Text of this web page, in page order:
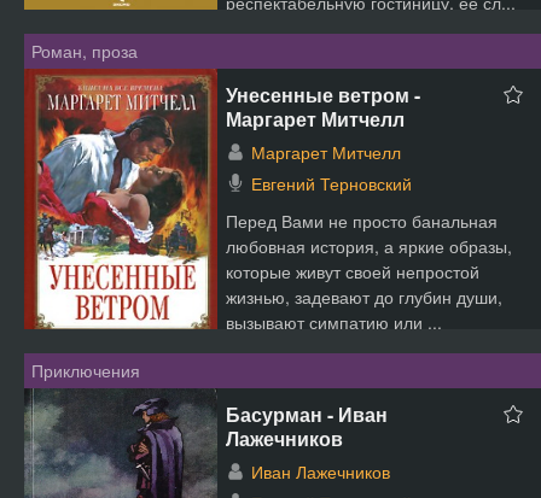
Роман, проза
Унесенные ветром -
Маргарет Митчелл
Маргарет Митчелл
Евгений Терновский
Перед Вами не просто банальная
любовная история, а яркие образы,
которые живут своей непростой
жизнью, задевают до глубин души,
вызывают симпатию или ...
Приключения
Басурман - Иван
Лажечников
Иван Лажечников